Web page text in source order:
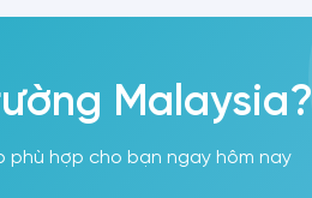
Malaysia?
hợp cho bạn ngay hôm nay